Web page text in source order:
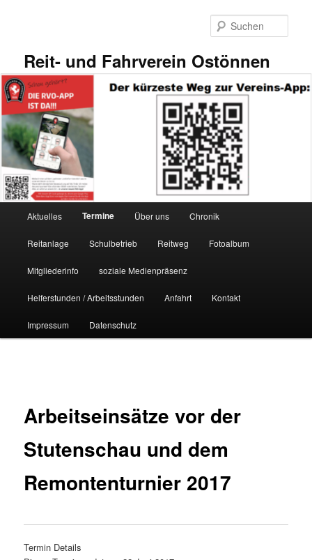
Reit- und Fahrverein Ostönnen
Aktuelles Termine Über uns Chronik
Reitanlage Schulbetrieb Reitweg Fotoalbum
Mitgliederinfo soziale Medienpräsenz
Helferstunden / Arbeitsstunden Anfahrt Kontakt
Impressum Datenschutz
Arbeitseinsätze vor der
Stutenschau und dem
Remontenturnier 2017
Termin Details